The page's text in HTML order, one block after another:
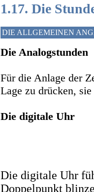
1.17. Die
DIE ALLGEMEINEN
Die Analogstunden
Für die Anlage der
Lage zu drücken,
Die digitale Uhr
Die digitale Uhr
Doppelpunkt